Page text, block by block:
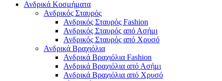
Ανδρικά Κοσμήματα
Ανδρικός Σταυρός
Ανδρικός Σταυρός Fashion
Ανδρικός Σταυρός από Ασήμι
Ανδρικός Σταυρός από Χρυσό
Ανδρικά Βραχιόλια
Ανδρικά Βραχιόλια Fashion
Ανδρικά Βραχιόλια από Ασήμι
Ανδρικά Βραχιόλια από Χρυσό